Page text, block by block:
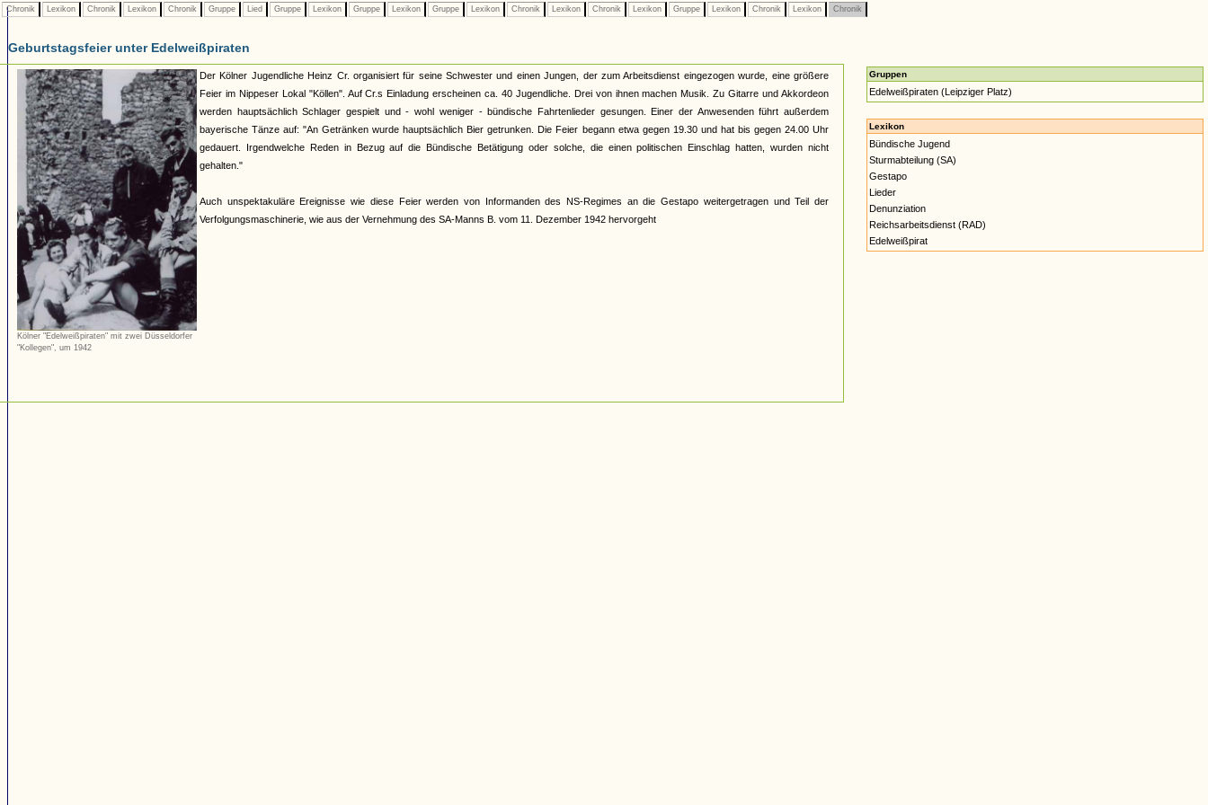
Chronik Lexikon Chronik Lexikon Chronik Gruppe Lied Gruppe Lexikon Gruppe Lexikon Gruppe Lexikon Chronik Lexikon Chronik Lexikon Gruppe Lexikon Chronik Lexikon Chronik
Geburtstagsfeier unter Edelweißpiraten
Kölner "Edelweißpiraten" mit zwei Düsseldorfer
"Kollegen", um 1942
Der Kölner Jugendliche Heinz Cr. organisiert für seine Schwester und einen Jungen, der zum Arbeitsdienst eingezogen wurde, eine größere
Feier im Nippeser Lokal "Köllen". Auf Cr.s Einladung erscheinen ca. 40 Jugendliche. Drei von ihnen machen Musik. Zu Gitarre und Akkordeon
werden hauptsächlich Schlager gespielt und - wohl weniger - bündische Fahrtenlieder gesungen. Einer der Anwesenden führt außerdem
bayerische Tänze auf: "An Getränken wurde hauptsächlich Bier getrunken. Die Feier begann etwa gegen 19.30 und hat bis gegen 24.00 Uhr
gedauert. Irgendwelche Reden in Bezug auf die Bündische Betätigung oder solche, die einen politischen Einschlag hatten, wurden nicht
gehalten."
Auch unspektakuläre Ereignisse wie diese Feier werden von Informanden des NS-Regimes an die Gestapo weitergetragen und Teil der
Verfolgungsmaschinerie, wie aus der Vernehmung des SA-Manns B. vom 11. Dezember 1942 hervorgeht
Gruppen
Edelweißpiraten (Leipziger Platz)
Lexikon
Bündische Jugend
Sturmabteilung (SA)
Gestapo
Lieder
Denunziation
Reichsarbeitsdienst (RAD)
Edelweißpirat